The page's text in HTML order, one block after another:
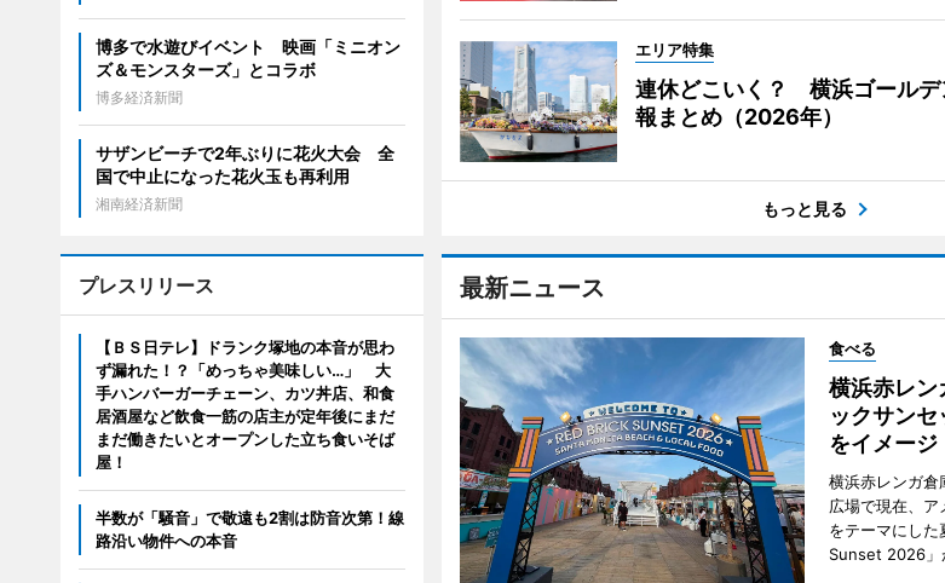
エリア特集
連休どこいく？ 横浜ゴールデ
報まとめ（2026年）
もっと見る
最新ニュース
食べる
横浜赤レン
ックサン
をイメージ
横浜赤レンガ倉
広場で現在、ア
をテーマにし
Sunset 2026」
博多で水遊びイベント 映画「ミニオン
ズ＆モンスターズ」とコラボ
博多経済新聞
サザンビーチで2年ぶりに花火大会 全
国で中止になった花火玉も再利用
湘南経済新聞
プレスリリース
【ＢＳ日テレ】ドランク塚地の本音が思わ
ず漏れた！？「めっちゃ美味しい…」 大
手ハンバーガーチェーン、カツ丼店、和食
居酒屋など飲食一筋の店主が定年後にまだ
まだ働きたいとオープンした立ち食いそば
屋！
半数が「騒音」で敬遠も2割は防音次第！線
路沿い物件への本音